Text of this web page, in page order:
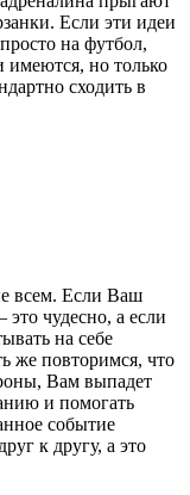
Если эти идеи
на футбол,
имеются, но только
сходить в
всем. Если Ваш
это чудесно, а если
на себе
же повторимся, что
Вам выпадет
и помогать
событие
к другу, а это